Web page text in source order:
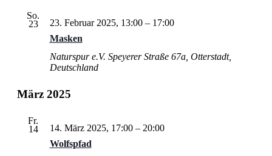
So.
23
Masken
23. Februar 2025, 13:00– 17:00
Naturspur e.V. Speyerer Straße 67a, Otterstadt,
Deutschland
März 2025
Fr.
14
Wolfspfad
14. März 2025, 17:00– 20:00